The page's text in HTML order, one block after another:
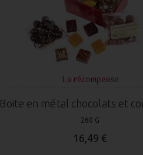
La récompense
Boite en métal chocolats et
260 G
16,49 €